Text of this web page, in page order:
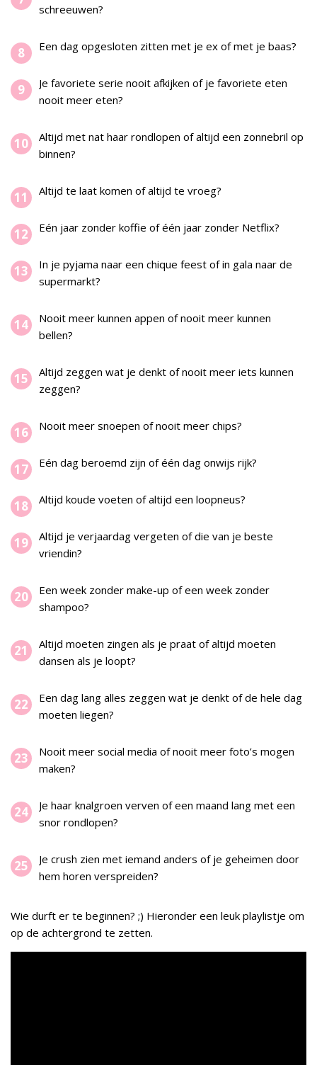
schreeuwen?
Een dag opgesloten zitten met je ex of met je baas?
Je favoriete serie nooit afkijken of je favoriete eten
nooit meer eten?
Altijd met nat haar rondlopen of altijd een zonnebril op
binnen?
Altijd te laat komen of altijd te vroeg?
Eén jaar zonder koffie of één jaar zonder Netflix?
In je pyjama naar een chique feest of in gala naar de
supermarkt?
Nooit meer kunnen appen of nooit meer kunnen
bellen?
Altijd zeggen wat je denkt of nooit meer iets kunnen
zeggen?
Nooit meer snoepen of nooit meer chips?
Eén dag beroemd zijn of één dag onwijs rijk?
Altijd koude voeten of altijd een loopneus?
Altijd je verjaardag vergeten of die van je beste
vriendin?
Een week zonder make-up of een week zonder
shampoo?
Altijd moeten zingen als je praat of altijd moeten
dansen als je loopt?
Een dag lang alles zeggen wat je denkt of de hele dag
moeten liegen?
Nooit meer social media of nooit meer foto’s mogen
maken?
Je haar knalgroen verven of een maand lang met een
snor rondlopen?
Je crush zien met iemand anders of je geheimen door
hem horen verspreiden?
Wie durft er te beginnen? ;) Hieronder een leuk playlistje om
op de achtergrond te zetten.